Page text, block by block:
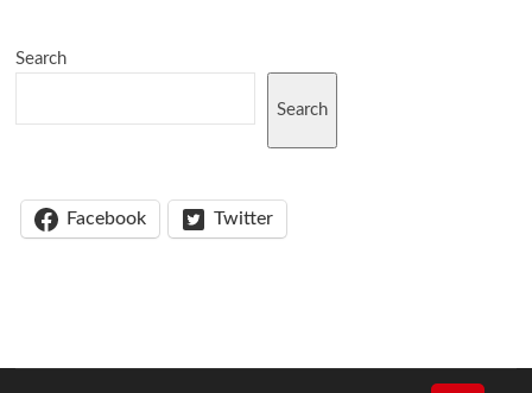
Search
Search
Facebook Twitter